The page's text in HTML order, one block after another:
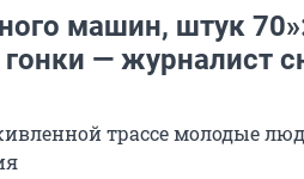
машин, штук
— журналист
трассе молодые